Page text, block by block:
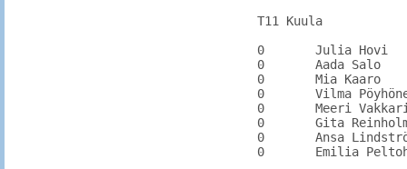
T11 Kuula
0	Julia Hovi		PyhtKi
0	Aada Salo		IitPy
0	Mia Kaaro		VehkVei
0	Vilma Pöyhönen	KarhKa		4.37
0	Meeri Vakkari	KarhU
0	Gita Reinholm	KarhKa		5.73
0	Ansa Lindström	PyhtYr		7.51
0	Emilia Peltoheimo	VirSa